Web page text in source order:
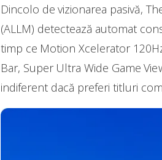
Dincolo de vizionarea pasivă,
(ALLM) detectează automat
timp ce Motion Xcelerator
Bar, Super Ultra Wide Game
indiferent dacă preferi titluri